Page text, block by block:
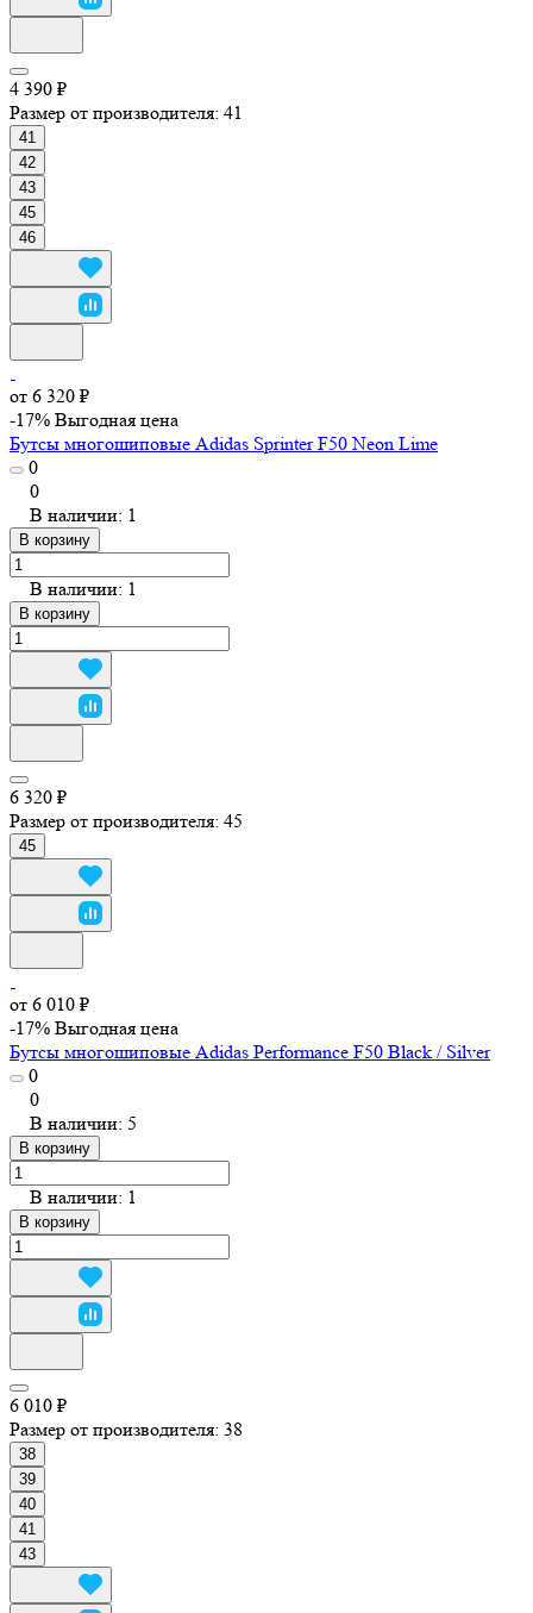
4 390 ₽
Размер от производителя: 41
41
42
43
45
46
от 6 320 ₽
-17% Выгодная цена
Бутсы многошиповые Adidas Sprinter F50 Neon Lime
0
0
В наличии: 1
В корзину
В наличии: 1
В корзину
6 320 ₽
Размер от производителя: 45
45
от 6 010 ₽
-17% Выгодная цена
Бутсы многошиповые Adidas Performance F50 Black / Silver
0
0
В наличии: 5
В корзину
В наличии: 1
В корзину
6 010 ₽
Размер от производителя: 38
38
39
40
41
43